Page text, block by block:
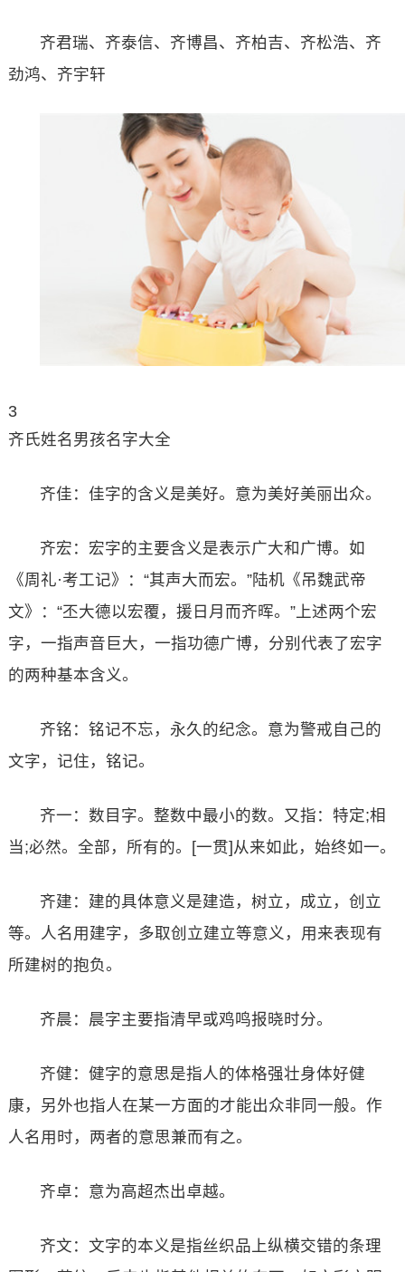
齐君瑞、齐泰信、齐博昌、齐柏吉、齐松浩、齐
劲鸿、齐宇轩
3
齐氏姓名男孩名字大全
齐佳：佳字的含义是美好。意为美好美丽出众。
齐宏：宏字的主要含义是表示广大和广博。如
《周礼·考工记》：“其声大而宏。”陆机《吊魏武帝
文》：“丕大德以宏覆，援日月而齐晖。”上述两个宏
字，一指声音巨大，一指功德广博，分别代表了宏字
的两种基本含义。
齐铭：铭记不忘，永久的纪念。意为警戒自己的
文字，记住，铭记。
齐一：数目字。整数中最小的数。又指：特定;相
当;必然。全部，所有的。[一贯]从来如此，始终如一。
齐建：建的具体意义是建造，树立，成立，创立
等。人名用建字，多取创立建立等意义，用来表现有
所建树的抱负。
齐晨：晨字主要指清早或鸡鸣报晓时分。
齐健：健字的意思是指人的体格强壮身体好健
康，另外也指人在某一方面的才能出众非同一般。作
人名用时，两者的意思兼而有之。
齐卓：意为高超杰出卓越。
齐文：文字的本义是指丝织品上纵横交错的条理